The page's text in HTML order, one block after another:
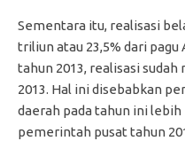
Sementara itu, realisasi
triliun atau 23,5% dari pagu
tahun 2013, realisasi sudah
2013. Hal ini disebabkan
daerah pada tahun ini lebih
pemerintah pusat tahun